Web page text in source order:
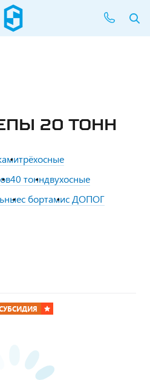
20 ТОНН
трёхосные
40 тонндвухосные
с бортамис ДОПОГ